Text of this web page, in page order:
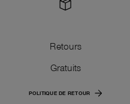
Retours
Gratuits
POLITIQUE DE RETOUR